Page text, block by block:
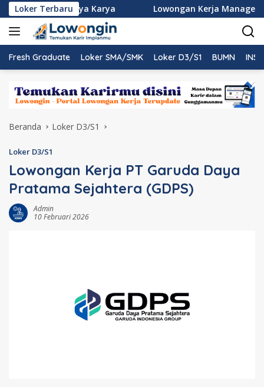
Langsung
ke
konten
Loker Terbaru
PT Nindya Karya Lowongan Kerja
Fresh Graduate Loker SMA/SMK Loker D3/S1 BUMN
Beranda Loker D3/S1
Loker D3/S1
Lowongan Kerja PT Garuda Daya
Pratama Sejahtera (GDPS)
Admin
10 Februari 2026